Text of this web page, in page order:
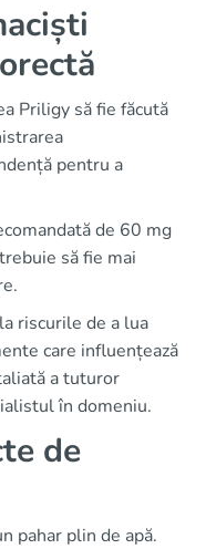
Priligy să fie făcută
pentru a
de 60 mg
să fie mai
riscurile de a lua
care influențează
a tuturor
în domeniu.
de
pahar plin de apă.